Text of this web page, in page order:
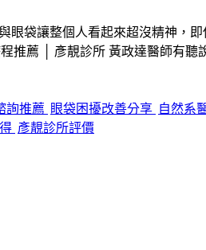
袋讓整個人看起來超沒精神，
推薦 │ 彥靚診所 黃政達醫師有聽
詢推薦 眼袋困擾改善分享 自然系
彥靚診所評價